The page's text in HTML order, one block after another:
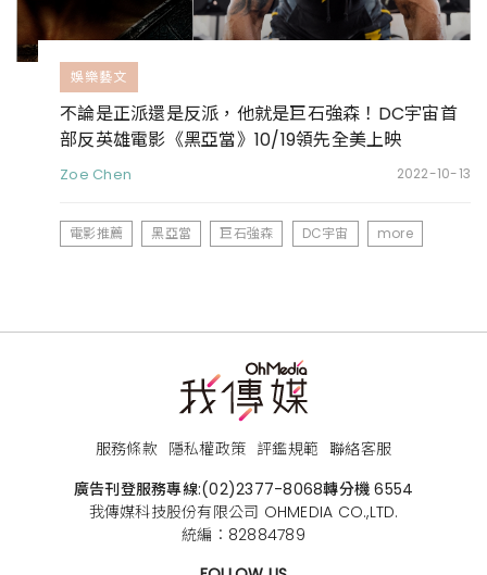
娛樂藝文
不論是正派還是反派，他就是巨石強森！DC宇宙首
部反英雄電影《黑亞當》10/19領先全美上映
Zoe Chen 2022-10-13
電影推薦 黑亞當 巨石強森 DC宇宙 more
服務條款 隱私權政策 評鑑規範 聯絡客服
廣告刊登服務專線:(02)2377-8068轉分機 6554
我傳媒科技股份有限公司 OHMEDIA CO.,LTD.
統編：82884789